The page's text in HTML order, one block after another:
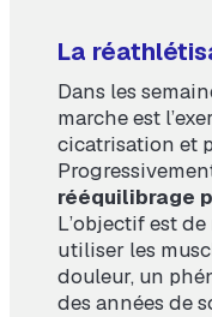
La
Dans les
marche est
cicatrisation et
rééquilibrage
L’objectif est
utiliser les
douleur, un
des années de